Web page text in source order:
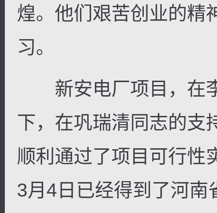
煌。他们艰苦创业的精
习。
新安电厂项目，在
下，在巩瑞清同志的支
顺利通过了项目可行性
3月4日已经得到了河南